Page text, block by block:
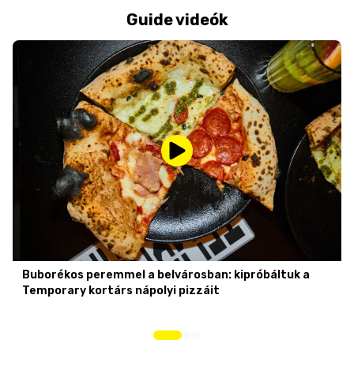
Guide videók
Buborékos peremmel a belvárosban: kipróbáltuk a
Temporary kortárs nápolyi pizzáit